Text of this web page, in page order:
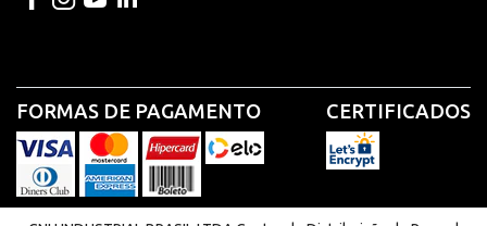
FORMAS DE PAGAMENTO CERTIFICADOS